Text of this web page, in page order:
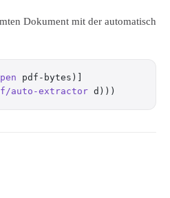
Dokument mit der automatisch
pdf-bytes)]
auto-extractor d)))